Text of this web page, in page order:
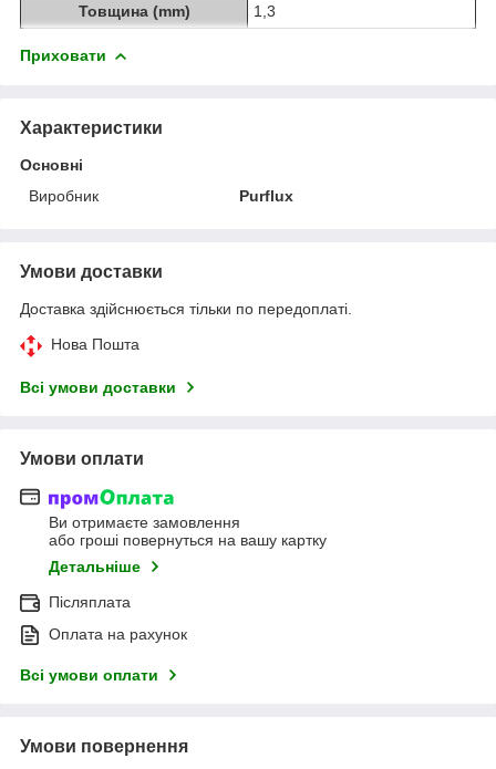
Товщина (mm)
1,3
Приховати
Характеристики
Основні
Виробник
Purflux
Умови доставки
Доставка здійснюється тільки по передоплаті.
Нова Пошта
Всі умови доставки
Умови оплати
Ви отримаєте замовлення
або гроші повернуться на вашу картку
Детальніше
Післяплата
Оплата на рахунок
Всі умови оплати
Умови повернення